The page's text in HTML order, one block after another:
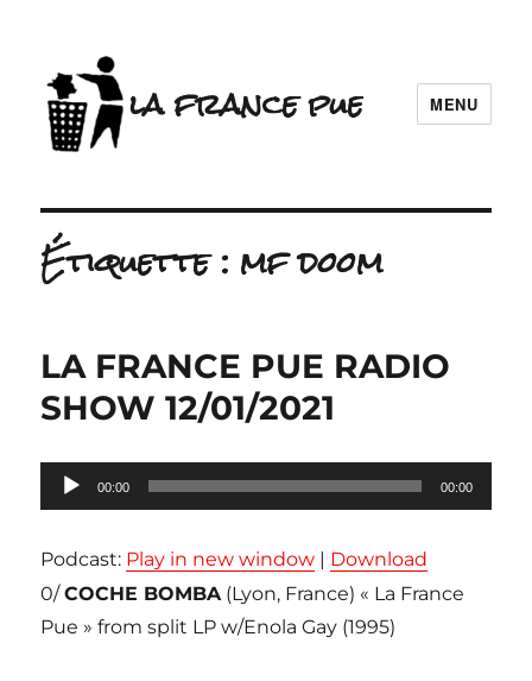
la france pue MENU
Étiquette : mf doom
LA FRANCE PUE RADIO
SHOW 12/01/2021
Lecteur
audio
00:00 00:00
Podcast: Play in new window | Download
0/COCHE BOMBA(Lyon, France) « La France
Pue » from split LP w/Enola Gay (1995)